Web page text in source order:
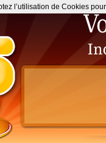
l’utilisation de Cookies